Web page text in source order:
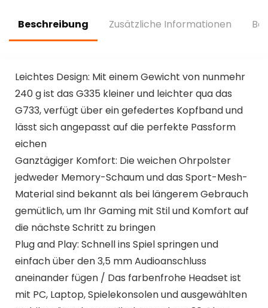
Wasserdicht
und Nintendo
Beschreibung Zusätzliche Informationen
Leichtes Design: Mit einem Gewicht von nunmehr
240 g ist das G335 kleiner und leichter qua das
G733, verfügt über ein gefedertes Kopfband und
lässt sich angepasst auf die perfekte Passform
eichen
Ganztägiger Komfort: Die weichen Ohrpolster
jedweder Memory-Schaum und das Sport-Mesh-
Material sind bekannt als bei längerem Gebrauch
gemütlich, um Ihr Gaming mit Stil und Komfort auf
die nächste Schritt zu bringen
Plug and Play: Schnell ins Spiel springen und
einfach über den 3,5 mm Audioanschluss
aneinander fügen / Das farbenfrohe Headset ist
mit PC, Laptop, Spielekonsolen und ausgewählten